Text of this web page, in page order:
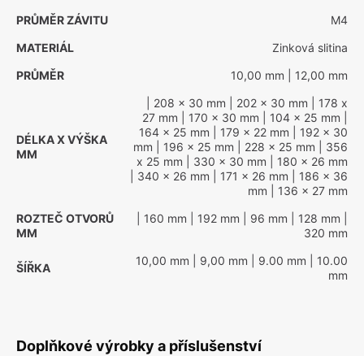
PRŮMĚR ZÁVITU
M4
MATERIÁL
Zinková slitina
PRŮMĚR
10,00 mm | 12,00 mm
DÉLKA X VÝŠKA
MM
| 208 x 30 mm | 202 x 30 mm | 178 x
27 mm | 170 x 30 mm | 104 x 25 mm
164 x 25 mm | 179 x 22 mm | 192 x 30
mm | 196 x 25 mm | 228 x 25 mm | 356
x 25 mm | 330 x 30 mm | 180 x 26 mm
| 340 x 26 mm | 171 x 26 mm | 186 x 36
mm | 136 x 27 mm
ROZTEČ OTVORŮ
MM
| 160 mm | 192 mm | 96 mm | 128 mm
320 mm
ŠÍŘKA
10,00 mm | 9,00 mm | 9.00 mm | 10.00
mm
Doplňkové výrobky a příslušenství